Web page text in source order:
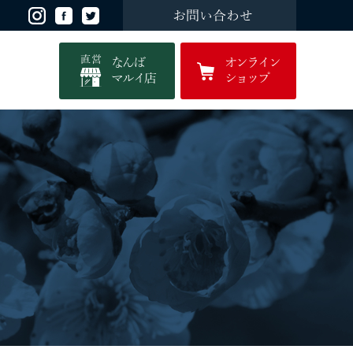
お問い合わせ
オンライン
ショップ
直営
なんば
マルイ店